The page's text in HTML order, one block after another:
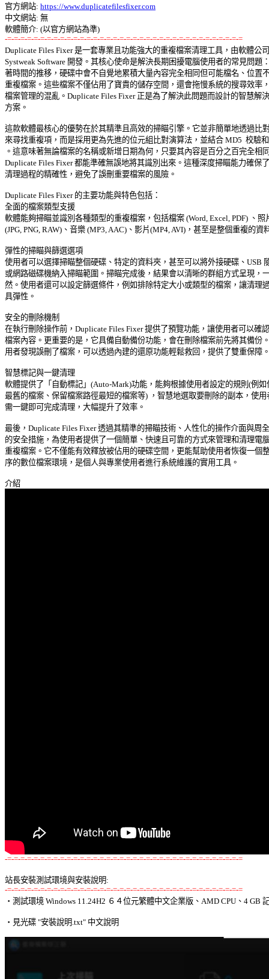
官方網站: https://www.duplicatefilesfixer.com
中文網站: 無
-=-=-=-=-=-=-=-=-=-=-=-=-=-=-=-=-=-=-=-=-=-=-=-=-=-=-=-=-=-=-=-=-=-=-=-=
Duplicate Files Fixer 是一套專業且功能強大的重複檔案清理工具，由軟體公
Systweak Software 開發。其核心使命是解決長期困擾電腦使用者的常見問題
著時間的推移，硬碟中會不自覺地累積大量內容完全相同但可能檔名、位置
重複檔案。這些檔案不僅佔用了寶貴的儲存空間，還會拖慢系統的搜尋效率
檔案管理的混亂。Duplicate Files Fixer 正是為了解決此問題而設計的智慧解
方案。
這款軟體最核心的優勢在於其精準且高效的掃瞄引擎。它並非簡單地透過比
來尋找重複項，而是採用更為先進的位元組比對演算法，並結合 MD5  校驗
。這意味著無論檔案的名稱或新增日期為何，只要其內容是百分之百完全相
Duplicate Files Fixer 都能準確無誤地將其識別出來。這種深度掃瞄能力確保
清理過程的精確性，避免了誤刪重要檔案的風險。
Duplicate Files Fixer 的主要功能與特色包括：
全面的檔案類型支援
軟體能夠掃瞄並識別各種類型的重複檔案，包括檔案 (Word, Excel, PDF) 、照
(JPG, PNG, RAW)、音樂 (MP3, AAC)、影片(MP4, AVI)，甚至是整個重複的資
彈性的掃瞄與篩選選項
使用者可以選擇掃瞄整個硬碟、特定的資料夾，甚至可以將外接硬碟、USB
或網路磁碟機納入掃瞄範圍。掃瞄完成後，結果會以清晰的群組方式呈現，
然。使用者還可以設定篩選條件，例如排除特定大小或類型的檔案，讓清理
具彈性。
安全的刪除機制
在執行刪除操作前，Duplicate Files Fixer 提供了預覽功能，讓使用者可以確
檔案內容。更重要的是，它具備自動備份功能，會在刪除檔案前先將其備份
用者發現誤刪了檔案，可以透過內建的還原功能輕鬆救回，提供了雙重保障
智慧標記與一鍵清理
軟體提供了「自動標記」(Auto-Mark)功能，能夠根據使用者設定的規則(例
最舊的檔案、保留檔案路徑最短的檔案等) ，智慧地選取要刪除的副本，使
需一鍵即可完成清理，大幅提升了效率。
最後，Duplicate Files Fixer 透過其精準的掃瞄技術、人性化的操作介面與周
的安全措施，為使用者提供了一個簡單、快速且可靠的方式來管理和清理電
重複檔案。它不僅能有效釋放被佔用的硬碟空間，更能幫助使用者恢復一個
序的數位檔案環境，是個人與專業使用者進行系統維護的實用工具。
-=-=-=-=-=-=-=-=-=-=-=-=-=-=-=-=-=-=-=-=-=-=-=-=-=-=-=-=-=-=-=-=-=-=-=-=
站長安裝測試環境與安裝說明:
-=-=-=-=-=-=-=-=-=-=-=-=-=-=-=-=-=-=-=-=-=-=-=-=-=-=-=-=-=-=-=-=-=-=-=-=
‧測試環境 Windows 11.24H2 ６４位元繁體中文企業版、AMD CPU、4 GB
‧見光碟 "安裝說明.txt" 中文說明